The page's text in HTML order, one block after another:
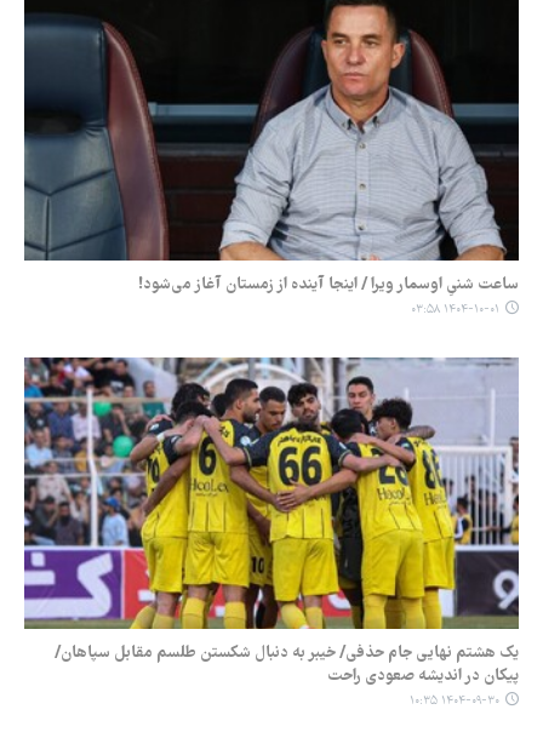
ساعت شنیِ اوسمار ویرا / اینجا آینده از زمستان آغاز می‌شود!
۱۴۰۴-۱۰-۰۱ ۰۳:۵۸
یک هشتم نهایی جام حذفی/ خیبر به دنبال شکستن طلسم مقابل سپاهان/
پیکان در اندیشه صعودی راحت
۱۴۰۴-۰۹-۳۰ ۱۰:۳۵